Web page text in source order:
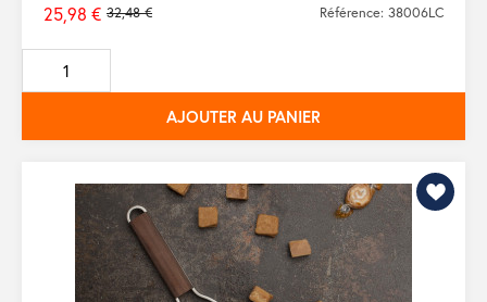
Prix
de
base
32,48 €
25,98 € Référence: 38006LC
AJOUTER AU PANIER